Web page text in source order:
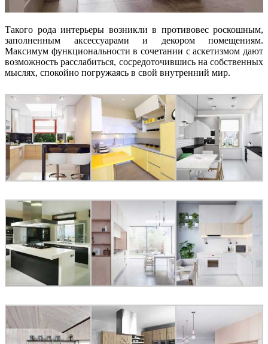
Такого рода интерьеры возникли в противовес роскошным,
заполненным аксессуарами и декором помещениям.
Максимум функциональности в сочетании с аскетизмом дают
возможность расслабиться, сосредоточившись на собственных
мыслях, спокойно погружаясь в свой внутренний мир.